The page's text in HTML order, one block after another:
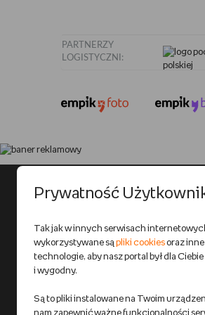
PARTNERZY
LOGISTYCZNI:
Prywatność
Tak jak w innych serwisach
wykorzystywane sąpliki cookiesoraz
technologie, aby nasz portal był dla
i wygodny.
Są to pliki instalowane na Twoim